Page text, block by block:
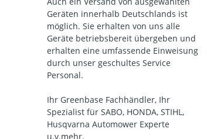
Geräten innerhalb Deutschlands ist
möglich. Sie erhalten von uns alle
Geräte betriebsbereit übergeben und
erhalten eine umfassende Einweisung
durch unser geschultes Service
Personal.
Ihr Greenbase Fachhändler, Ihr
Spezialist für SABO, HONDA, STIHL,
Husqvarna Automower Experte
u.v.mehr.